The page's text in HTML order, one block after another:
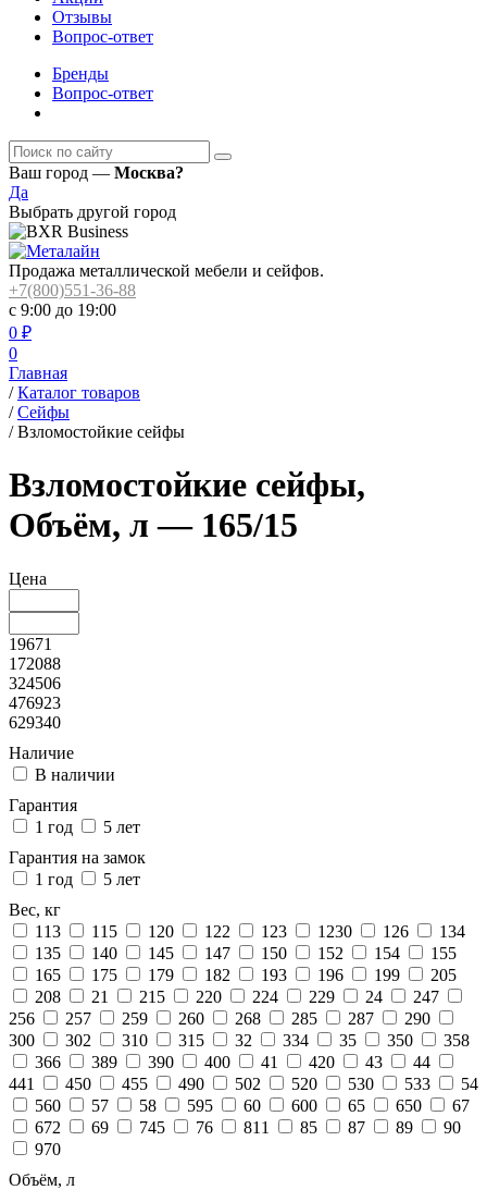
Отзывы
Вопрос-ответ
Бренды
Вопрос-ответ
Ваш город — Москва?
Да
Выбрать другой город
Продажа металлической мебели и сейфов.
+7(800)551-36-88
с 9:00 до 19:00
0 ₽
0
Главная
/ Каталог товаров
/ Сейфы
/ Взломостойкие сейфы
Взломостойкие сейфы,
Объём, л — 165/15
Цена
19671
172088
324506
476923
629340
Наличие
В наличии
Гарантия
1 год
5 лет
Гарантия на замок
1 год
5 лет
Вес, кг
113
115 120 122 123 1230 126
134
135
140 145 147 150 152 154
155
165
175 179 182 193 196 199
205
208
21 215 220 224 229 24
247
256
257 259 260 268 285 287
290
300
302 310 315 32 334 35 350
358
366
389 390 400 41 420 43
44
441
450 455 490 502 520 530 533
54
560
57 58 595 60 600 65 650
67
672
69 745 76 811 85 87 89
90
970
Объём, л